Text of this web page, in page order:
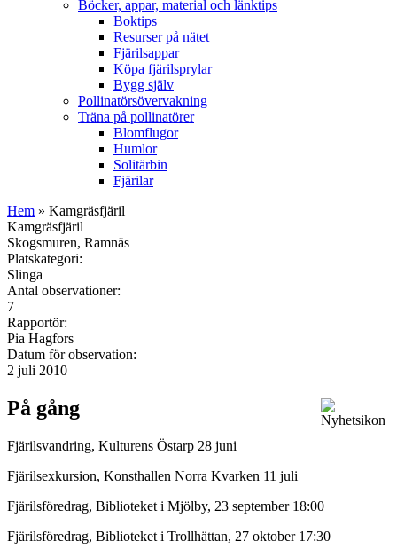
Böcker, appar, material och länktips
Boktips
Resurser på nätet
Fjärilsappar
Köpa fjärilsprylar
Bygg själv
Pollinatörsövervakning
Träna på pollinatörer
Blomflugor
Humlor
Solitärbin
Fjärilar
Hem » Kamgräsfjäril
Kamgräsfjäril
Skogsmuren, Ramnäs
Platskategori:
Slinga
Antal observationer:
7
Rapportör:
Pia Hagfors
Datum för observation:
2 juli 2010
På gång
Fjärilsvandring, Kulturens Östarp 28 juni
Fjärilsexkursion, Konsthallen Norra Kvarken 11 juli
Fjärilsföredrag, Biblioteket i Mjölby, 23 september 18:00
Fjärilsföredrag, Biblioteket i Trollhättan, 27 oktober 17:30